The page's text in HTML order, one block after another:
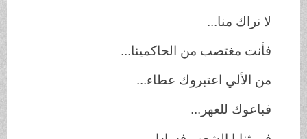
لا نراك منا...
فأنت مغتصب من الحاكمينا...
من الألي اعتبروك عطاء...
فباعوك للعهر...